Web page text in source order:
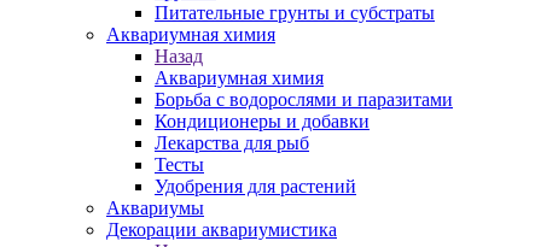
Питательные грунты и субстраты
Аквариумная химия
Назад
Аквариумная химия
Борьба с водорослями и паразитами
Кондиционеры и добавки
Лекарства для рыб
Тесты
Удобрения для растений
Аквариумы
Декорации аквариумистика